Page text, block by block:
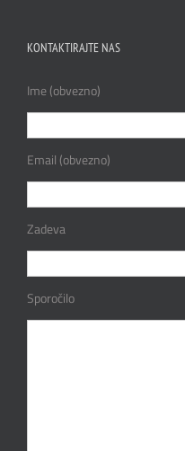
KONTAKTIRAJTE NAS
Ime (obvezno)
Email (obvezno)
Zadeva
Sporočilo